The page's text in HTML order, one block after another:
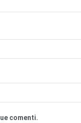
comenti.